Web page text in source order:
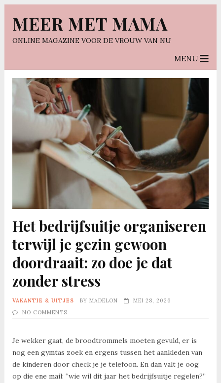
MEER MET MAMA
ONLINE MAGAZINE VOOR DE VROUW VAN NU
MENU
Het bedrijfsuitje organiseren
terwijl je gezin gewoon
doordraait: zo doe je dat
zonder stress
VAKANTIE & UITJES BY MADELON
MEI 28, 2026
NO COMMENTS
Je wekker gaat, de broodtrommels moeten gevuld, er is
nog een gymtas zoek en ergens tussen het aankleden van
de kinderen door check je je telefoon. En dan valt je oog
op die ene mail: “wie wil dit jaar het bedrijfsuitje regelen?”